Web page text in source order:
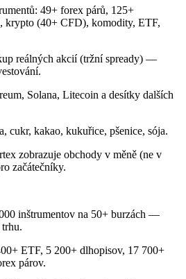
49+ forex párů, 125+
krypto (40+ CFD), komodity, ETF,
reálných akcií (tržní spready) —
Solana, Litecoin a desítky dalších
cukr, kakao, kukuřice, pšenice, sója.
zobrazuje obchody v měně (ne v
začátečníky.
inštrumentov na 50+ burzách —
ETF, 5 200+ dlhopisov, 17 700+
párov.